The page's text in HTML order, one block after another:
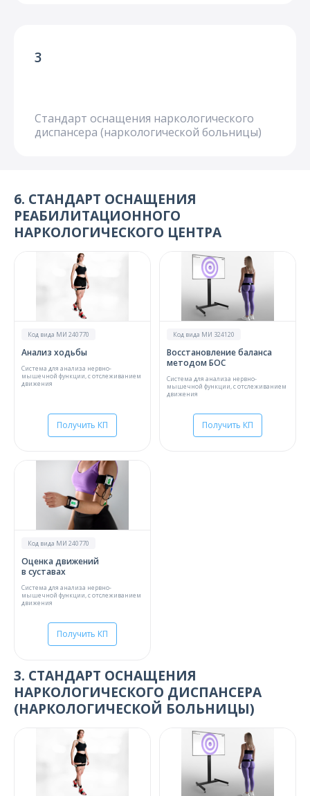
3
Стандарт оснащения наркологического
диспансера (наркологической больницы)
6. СТАНДАРТ ОСНАЩЕНИЯ
РЕАБИЛИТАЦИОННОГО
НАРКОЛОГИЧЕСКОГО ЦЕНТРА
Код вида МИ 240770
Анализ ходьбы
Система для анализа нервно-
мышечной функции, с отслеживанием
движения
Получить КП
Код вида МИ 324120
Восстановление баланса
методом БОС
Система для анализа нервно-
мышечной функции, с отслеживанием
движения
Получить КП
Код вида МИ 240770
Оценка движений
в суставах
Система для анализа нервно-
мышечной функции, с отслеживанием
движения
Получить КП
3. СТАНДАРТ ОСНАЩЕНИЯ
НАРКОЛОГИЧЕСКОГО ДИСПАНСЕРА
(НАРКОЛОГИЧЕСКОЙ БОЛЬНИЦЫ)